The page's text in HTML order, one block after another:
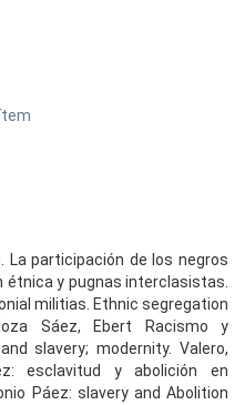
La participación de los negros
étnica y pugnas interclasistas.
militias. Ethnic segregation
Sáez, Ebert Racismo y
slavery; modernity. Valero,
esclavitud y abolición en
Páez: slavery and Abolition